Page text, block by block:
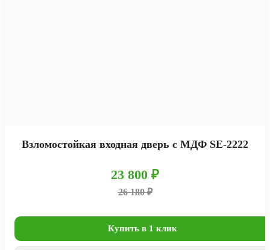
Взломостойкая входная дверь с МДФ SE-2222
23 800 ₽
26 180 ₽
Купить в 1 клик